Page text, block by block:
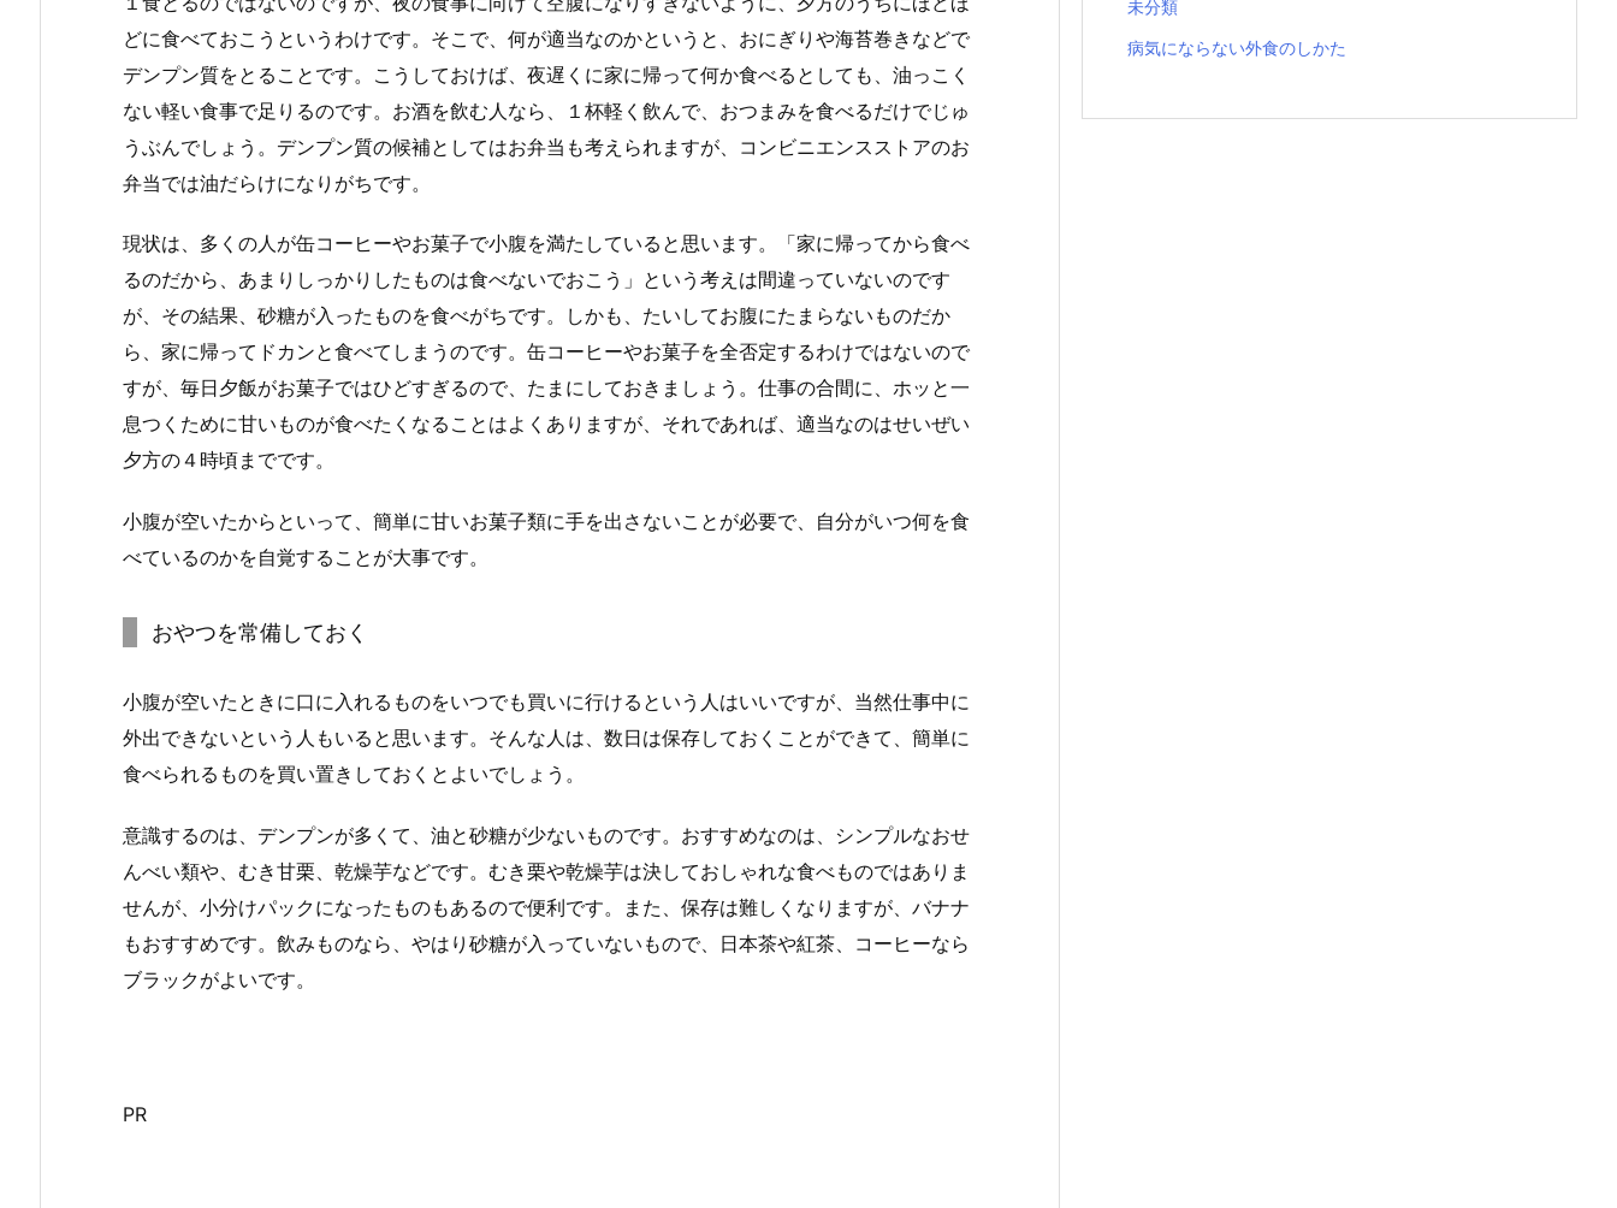
どに食べておこうというわけです。そこで、何が適当なのかというと、おにぎりや海苔巻きなどで
デンプン質をとることです。こうしておけば、夜遅くに家に帰って何か食べるとしても、油っこく
ない軽い食事で足りるのです。お酒を飲む人なら、１杯軽く飲んで、おつまみを食べるだけでじゅ
うぶんでしょう。デンプン質の候補としてはお弁当も考えられますが、コンビニエンスストアのお
弁当では油だらけになりがちです。
現状は、多くの人が缶コーヒーやお菓子で小腹を満たしていると思います。「家に帰ってから食べ
るのだから、あまりしっかりしたものは食べないでおこう」という考えは間違っていないのです
が、その結果、砂糖が入ったものを食べがちです。しかも、たいしてお腹にたまらないものだか
ら、家に帰ってドカンと食べてしまうのです。缶コーヒーやお菓子を全否定するわけではないので
すが、毎日夕飯がお菓子ではひどすぎるので、たまにしておきましょう。仕事の合間に、ホッと一
息つくために甘いものが食べたくなることはよくありますが、それであれば、適当なのはせいぜい
夕方の４時頃までです。
小腹が空いたからといって、簡単に甘いお菓子類に手を出さないことが必要で、自分がいつ何を食
べているのかを自覚することが大事です。
おやつを常備しておく
小腹が空いたときに口に入れるものをいつでも買いに行けるという人はいいですが、当然仕事中に
外出できないという人もいると思います。そんな人は、数日は保存しておくことができて、簡単に
食べられるものを買い置きしておくとよいでしょう。
意識するのは、デンプンが多くて、油と砂糖が少ないものです。おすすめなのは、シンプルなおせ
んべい類や、むき甘栗、乾燥芋などです。むき栗や乾燥芋は決しておしゃれな食べものではありま
せんが、小分けパックになったものもあるので便利です。また、保存は難しくなりますが、バナナ
もおすすめです。飲みものなら、やはり砂糖が入っていないもので、日本茶や紅茶、コーヒーなら
ブラックがよいです。
PR
未分類
病気にならない外食のしかた